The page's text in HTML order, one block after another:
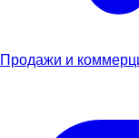
Продажи и